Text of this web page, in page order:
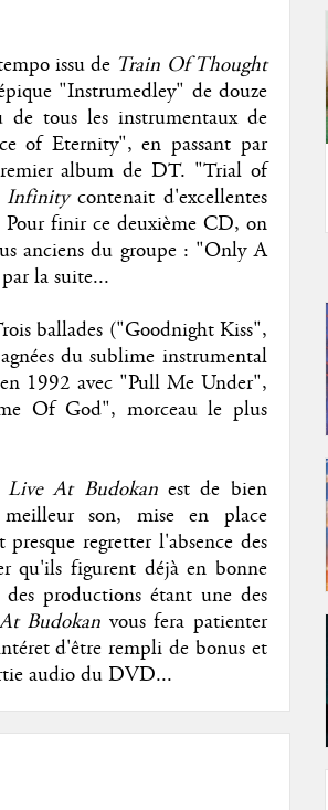
issu de Train Of Thought
"Instrumedley" de douze
de tous les instrumentaux de
of Eternity", en passant par
album de DT. "Trial of
Infinitycontenait d'excellentes
Pour finir ce deuxième CD, on
anciens du groupe : "Only A
la suite...
ballades ("Goodnight Kiss",
du sublime instrumental
1992 avec "Pull Me Under",
Of God", morceau le plus
Live At Budokanest de bien
son, mise en place
regretter l'absence des
qu'ils figurent déjà en bonne
productions étant une des
Budokan vous fera patienter
d'être rempli de bonus et
audio du DVD...